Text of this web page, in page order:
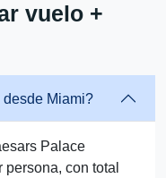
vuelo +
Miami?
Palace
con total